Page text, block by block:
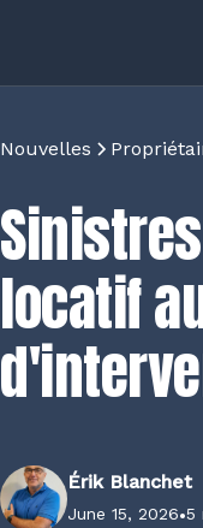
Nouvelles
locatif
Érik Blanchet
June 15, 2026•5